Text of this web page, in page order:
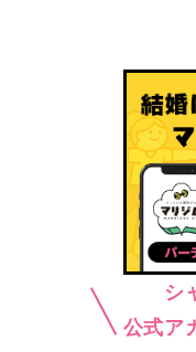
シ
公式ア